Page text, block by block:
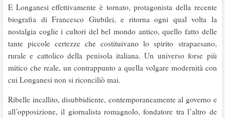
E Longanesi effettivamente è tornato, protagonista della recente
biografia di Francesco Giubilei, e ritorna ogni qual volta la
nostalgia coglie i cultori del bel mondo antico, quello fatto delle
tante piccole certezze che costituivano lo spirito strapaesano,
rurale e cattolico della penisola italiana. Un universo forse più
mitico che reale, un contrappunto a quella volgare modernità con
cui Longanesi non si riconciliò mai.
Ribelle incallito, disubbidiente, contemporaneamente al governo e
all’opposizione, il giornalista romagnolo, fondatore tra l’altro de